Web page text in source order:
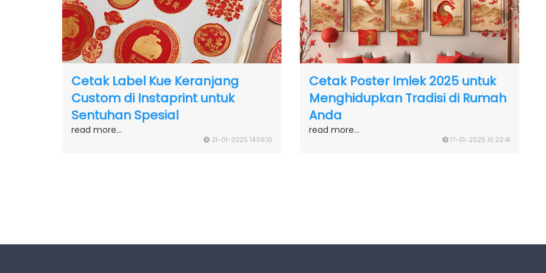
Cetak Label Kue Keranjang
Custom di Instaprint untuk
Sentuhan Spesial
read more...
21-01-2025 14:56:10
Cetak Poster Imlek 2025 untuk
Menghidupkan Tradisi di Rumah
Anda
read more...
17-01-2025 16:22:41